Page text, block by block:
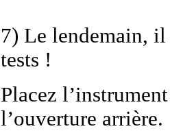
7) Le lendemain, il
tests !
Placez
l’ouverture arrière.